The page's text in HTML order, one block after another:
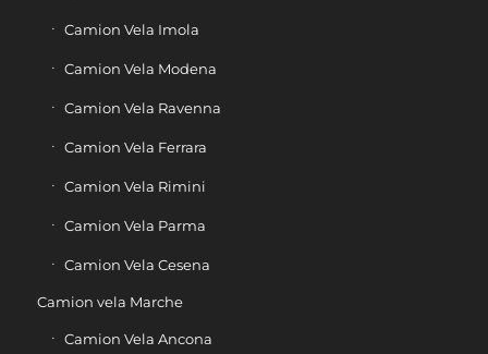
Camion Vela Imola
Camion Vela Modena
Camion Vela Ravenna
Camion Vela Ferrara
Camion Vela Rimini
Camion Vela Parma
Camion Vela Cesena
Camion vela Marche
Camion Vela Ancona